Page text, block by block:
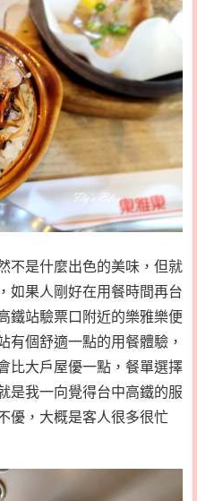
不是什麼出色的美味，但就
如果人剛好在用餐時間再台
鐵站驗票口附近的樂雅樂便
有個舒適一點的用餐體驗，
比大戶屋優一點，餐單選擇
是我一向覺得台中高鐵的服
優，大概是客人很多很忙